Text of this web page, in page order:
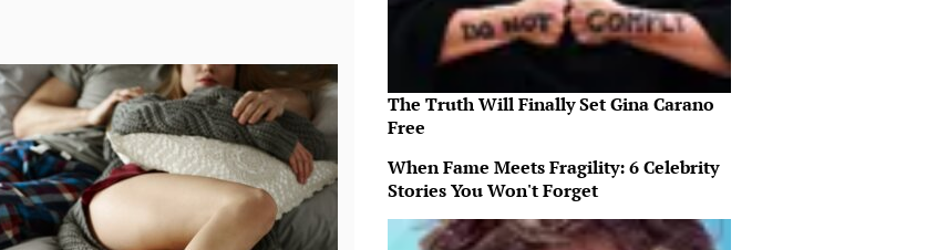
The Truth Will Finally Set Gina Carano
Free
When Fame Meets Fragility: 6 Celebrity
Stories You Won't Forget